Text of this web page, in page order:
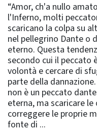
“Amor, ch'a nullo
l'Inferno, molti
scaricano la colpa su
nel pellegrino Dante o
eterno. Questa
secondo cui il peccato
volontà e cercare di
parte della
non è un peccato
eterna, ma scaricare
correggere le proprie
fonte di ...